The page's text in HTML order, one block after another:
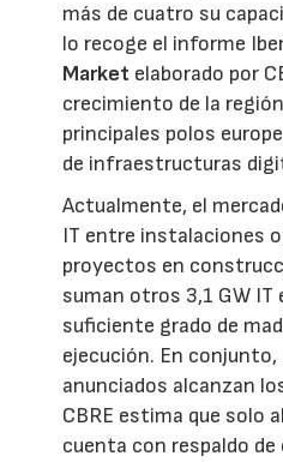
más de cuatro su
lo recoge el informe
Market elaborado por
crecimiento de la
principales polos
de infraestructuras
Actualmente, el
IT entre instalaciones
proyectos en
suman otros 3,1 GW IT
suficiente grado de
ejecución. En
anunciados alcanzan
CBRE estima que solo
cuenta con respaldo